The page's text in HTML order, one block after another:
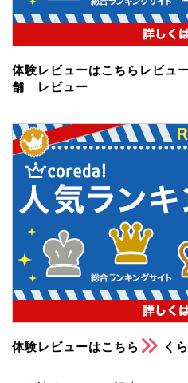
体験レビューはこちらレビュ
舗 レビュー
体験レビューはこちら く